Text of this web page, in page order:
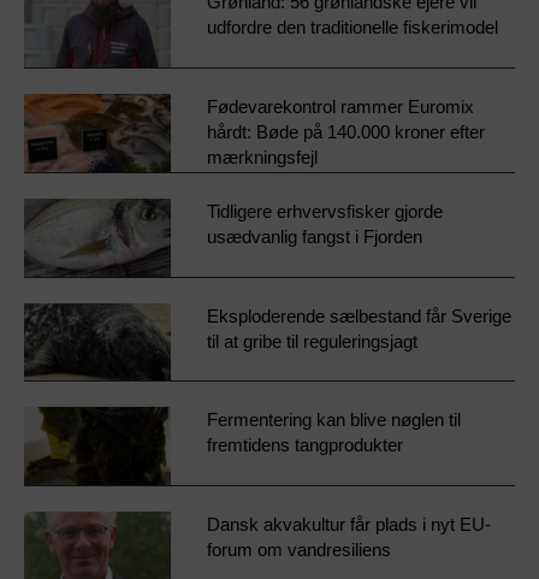
udfordre den traditionelle fiskerimodel
Fødevarekontrol rammer Euromix
hårdt: Bøde på 140.000 kroner efter
mærkningsfejl
Tidligere erhvervsfisker gjorde
usædvanlig fangst i Fjorden
Eksploderende sælbestand får Sverige
til at gribe til reguleringsjagt
Fermentering kan blive nøglen til
fremtidens tangprodukter
Dansk akvakultur får plads i nyt EU-
forum om vandresiliens